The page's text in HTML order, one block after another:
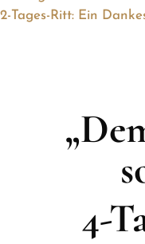
2-Tages-Ritt: Ein
4-